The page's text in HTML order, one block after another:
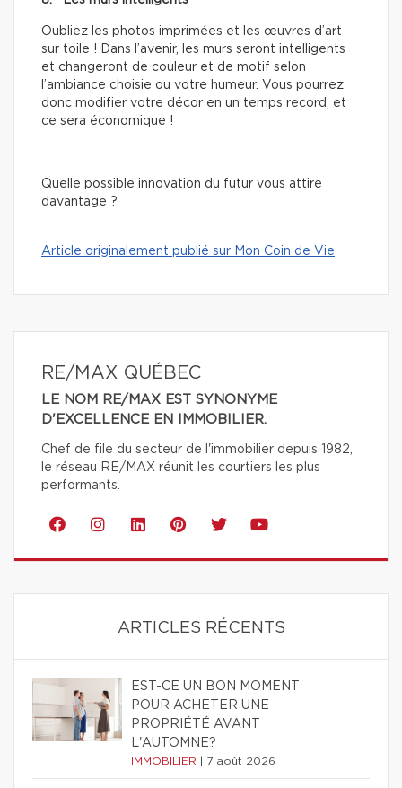
Oubliez les photos imprimées et les œuvres d’art
sur toile ! Dans l’avenir, les murs seront intelligents
et changeront de couleur et de motif selon
l’ambiance choisie ou votre humeur. Vous pourrez
donc modifier votre décor en un temps record, et
ce sera économique !
Quelle possible innovation du futur vous attire
davantage ?
Article originalement publié sur Mon Coin de Vie
RE/MAX QUÉBEC
LE NOM RE/MAX EST SYNONYME
D'EXCELLENCE EN IMMOBILIER.
Chef de file du secteur de l'immobilier depuis 1982,
le réseau RE/MAX réunit les courtiers les plus
performants.
ARTICLES RÉCENTS
EST-CE UN BON MOMENT
POUR ACHETER UNE
PROPRIÉTÉ AVANT
L'AUTOMNE?
IMMOBILIER 7 août 2026